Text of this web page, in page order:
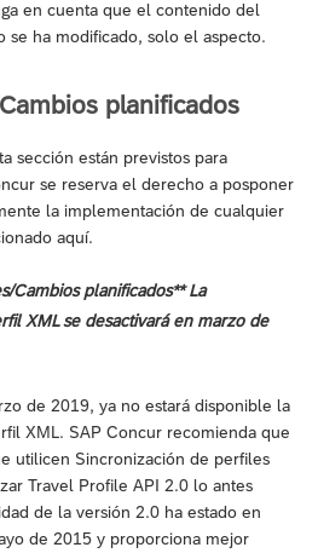
en cuenta que el contenido del
se ha modificado, solo el aspecto.
planificados
sección están previstos para
se reserva el derecho a posponer
la implementación de cualquier
aquí.
Cambios planificados** La
XML se desactivará en marzo de
de 2019, ya no estará disponible la
XML. SAP Concur recomienda que
utilicen Sincronización de perfiles
Travel Profile API 2.0 lo antes
de la versión 2.0 ha estado en
de 2015 y proporciona mejor